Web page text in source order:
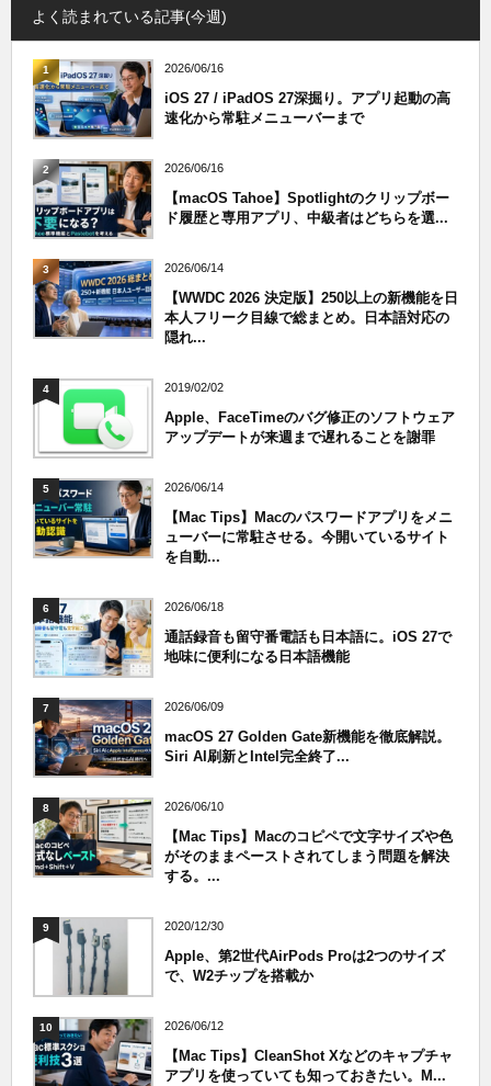
よく読まれている記事(今週)
1 2026/06/16
iOS 27 / iPadOS 27深掘り。アプリ起動の高
速化から常駐メニューバーまで
2 2026/06/16
【macOS Tahoe】Spotlightのクリップボー
ド履歴と専用アプリ、中級者はどちらを選...
3 2026/06/14
【WWDC 2026 決定版】250以上の新機能を日
本人フリーク目線で総まとめ。日本語対応の
隠れ...
4 2019/02/02
Apple、FaceTimeのバグ修正のソフトウェア
アップデートが来週まで遅れることを謝罪
5 2026/06/14
【Mac Tips】Macのパスワードアプリをメニ
ューバーに常駐させる。今開いているサイト
を自動...
6 2026/06/18
通話録音も留守番電話も日本語に。iOS 27で
地味に便利になる日本語機能
7 2026/06/09
macOS 27 Golden Gate新機能を徹底解説。
Siri AI刷新とIntel完全終了...
8 2026/06/10
【Mac Tips】Macのコピペで文字サイズや色
がそのままペーストされてしまう問題を解決
する。...
9 2020/12/30
Apple、第2世代AirPods Proは2つのサイズ
で、W2チップを搭載か
10 2026/06/12
【Mac Tips】CleanShot Xなどのキャプチャ
アプリを使っていても知っておきたい。M...